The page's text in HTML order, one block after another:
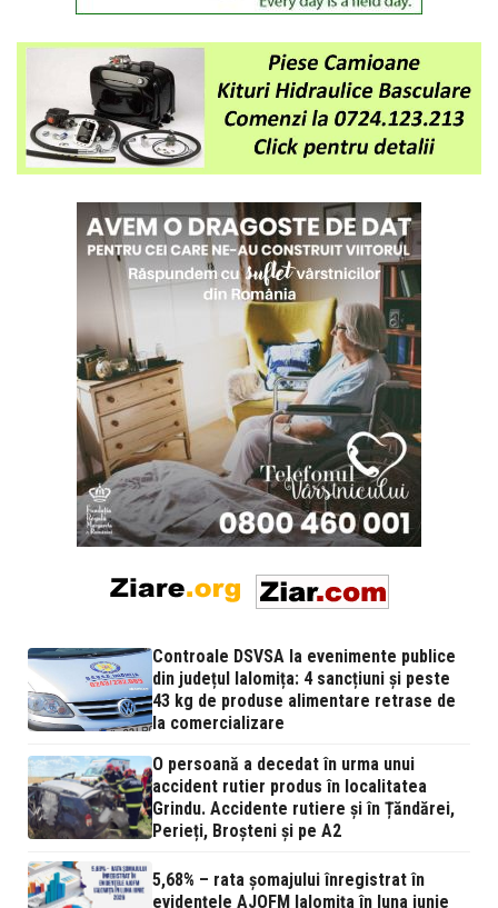
Controale DSVSA la evenimente publice
din județul Ialomița: 4 sancțiuni și peste
43 kg de produse alimentare retrase de
la comercializare
O persoană a decedat în urma unui
accident rutier produs în localitatea
Grindu. Accidente rutiere și în Țăndărei,
Perieți, Broșteni și pe A2
5,68% – rata şomajului înregistrat în
evidenţele AJOFM Ialomița în luna iunie